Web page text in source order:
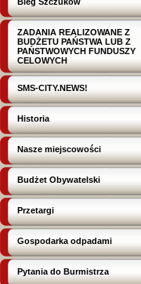
ZADANIA REALIZOWANE Z
BUDŻETU PAŃSTWA LUB Z
PAŃSTWOWYCH FUNDUSZY
CELOWYCH
SMS-CITY.NEWS!
Historia
Nasze miejscowości
Budżet Obywatelski
Przetargi
Gospodarka odpadami
Pytania do Burmistrza